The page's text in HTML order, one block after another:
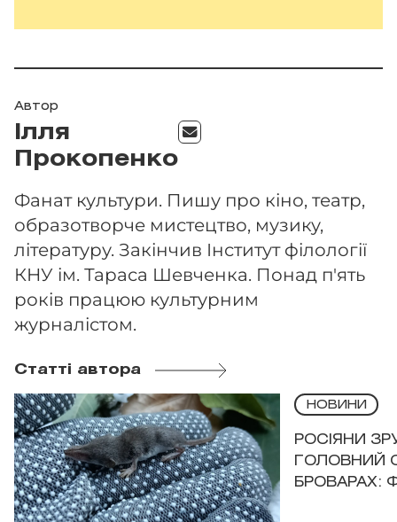
Автор
Ілля
Прокопенко
Фанат культури. Пишу про кіно, театр,
образотворче мистецтво, музику,
літературу. Закінчив Інститут філології
КНУ ім. Тараса Шевченка. Понад п'ять
років працюю культурним
журналістом.
Статті автора
НОВИНИ
РОСІЯНИ
ГОЛОВНИЙ
БРОВАРАХ: